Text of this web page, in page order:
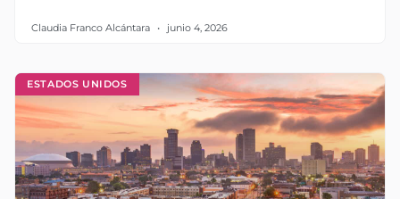
Claudia Franco Alcántara junio 4, 2026
ESTADOS UNIDOS